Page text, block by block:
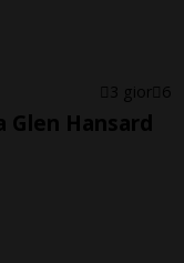
3 gior 6
Glen Hansard